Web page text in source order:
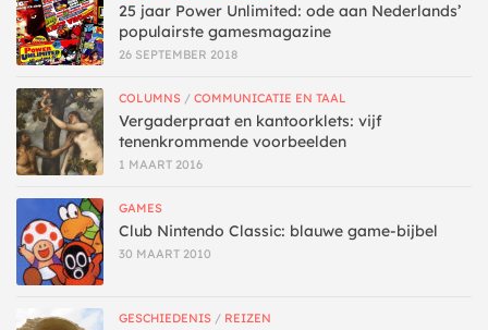
25 jaar Power Unlimited: ode aan Nederlands’
populairste gamesmagazine
26 SEPTEMBER 2018
COLUMNS / COMMUNICATIE EN TAAL
Vergaderpraat en kantoorklets: vijf
tenenkrommende voorbeelden
1 MAART 2016
GAMES
Club Nintendo Classic: blauwe game-bijbel
30 MAART 2010
GESCHIEDENIS / REIZEN